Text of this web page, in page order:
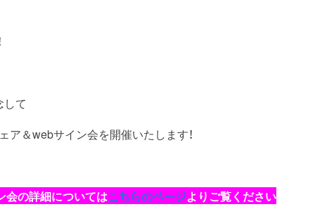
して
＆webサイン会を開催いたします！
会の詳細についてはこちらのページよりご覧ください